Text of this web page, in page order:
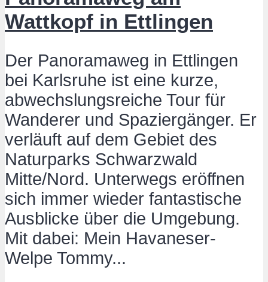
Wattkopf in Ettlingen
Der Panoramaweg in Ettlingen
bei Karlsruhe ist eine kurze,
abwechslungsreiche Tour für
Wanderer und Spaziergänger. Er
verläuft auf dem Gebiet des
Naturparks Schwarzwald
Mitte/Nord. Unterwegs eröffnen
sich immer wieder fantastische
Ausblicke über die Umgebung.
Mit dabei: Mein Havaneser-
Welpe Tommy...